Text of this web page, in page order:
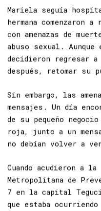
Mariela seguía
hermana comenzaron
con amenazas de
abuso sexual.
decidieron regresar a
Sin embargo, las
mensajes. Un día
de su pequeño negocio
roja, junto a un
Cuando acudieron a
Metropolitana de
7 en la capital